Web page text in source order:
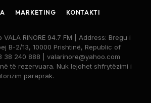
MARKETING KONTAKTI
RINORE 94.7 FM | Address: Bregu i
B-2/13, 10000 Prishtinë, Republic of
38 240 888 | valarinore@yahoo.com
të rezervuara. Nuk lejohet shfrytëzimi i
paraprak.